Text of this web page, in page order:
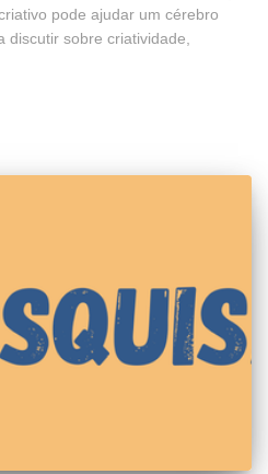
pode ajudar um cérebro
discutir sobre criatividade,